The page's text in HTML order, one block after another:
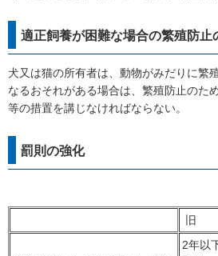
適正飼養が困難な場合の繁殖防止
犬又は猫の所有者は、動物がみだりに繁
なるおそれがある場合は、繁殖防止のた
等の措置を講じなければならない。
罰則の強化
旧
2年以